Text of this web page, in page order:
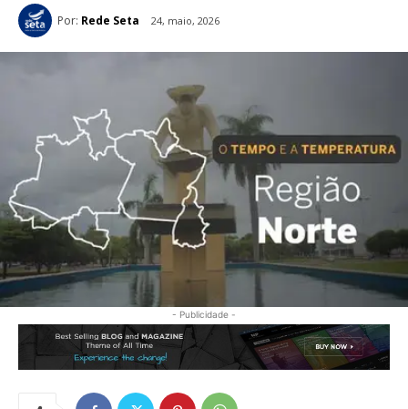
Por: Rede Seta 24, maio, 2026
- Publicidade -